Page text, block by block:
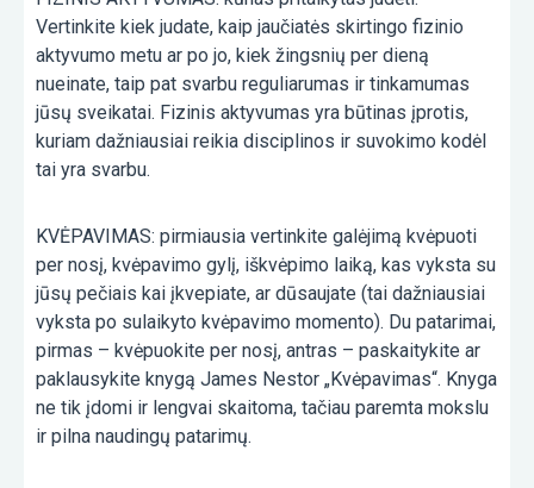
Vertinkite kiek judate, kaip jaučiatės skirtingo fizinio
aktyvumo metu ar po jo, kiek žingsnių per dieną
nueinate, taip pat svarbu reguliarumas ir tinkamumas
jūsų sveikatai. Fizinis aktyvumas yra būtinas įprotis,
kuriam dažniausiai reikia disciplinos ir suvokimo kodėl
tai yra svarbu.
KVĖPAVIMAS: pirmiausia vertinkite galėjimą kvėpuoti
per nosį, kvėpavimo gylį, iškvėpimo laiką, kas vyksta su
jūsų pečiais kai įkvepiate, ar dūsaujate (tai dažniausiai
vyksta po sulaikyto kvėpavimo momento). Du patarimai,
pirmas – kvėpuokite per nosį, antras – paskaitykite ar
paklausykite knygą James Nestor „Kvėpavimas“. Knyga
ne tik įdomi ir lengvai skaitoma, tačiau paremta mokslu
ir pilna naudingų patarimų.